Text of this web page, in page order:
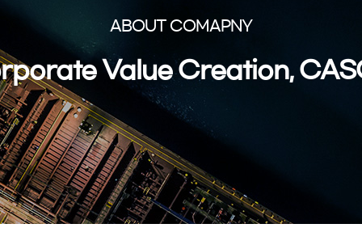
ABOUT COMAPNY
Value Creation,